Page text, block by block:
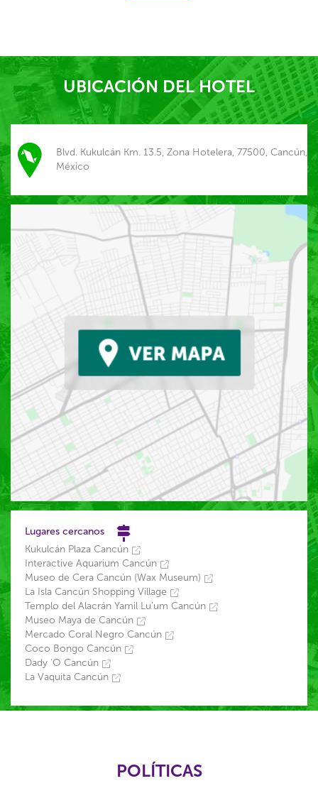
UBICACIÓN DEL HOTEL
Blvd. Kukulcán Km. 13.5, Zona Hotelera, 77500, Cancún,
México
Lugares cercanos
Kukulcán Plaza Cancún
Interactive Aquarium Cancún
Museo de Cera Cancún (Wax Museum)
La Isla Cancún Shopping Village
Templo del Alacrán Yamil Lu'um Cancún
Museo Maya de Cancún
Mercado Coral Negro Cancún
Coco Bongo Cancún
Dady 'O Cancún
La Vaquita Cancún
POLÍTICAS